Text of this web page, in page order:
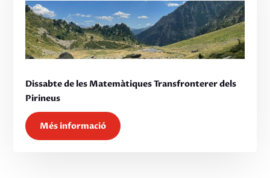
Dissabte de les Matemàtiques Transfronterer dels
Pirineus
Més informació